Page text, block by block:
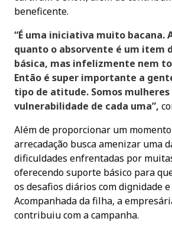
beneficente.
“É uma iniciativa muito bacana.
quanto o absorvente é um item
básica, mas infelizmente nem
Então é super importante a
tipo de atitude. Somos mulheres
vulnerabilidade de cada uma”,
Além de proporcionar um momento
arrecadação busca amenizar uma
dificuldades enfrentadas por
oferecendo suporte básico para
os desafios diários com dignidade e
Acompanhada da filha, a
contribuiu com a campanha.